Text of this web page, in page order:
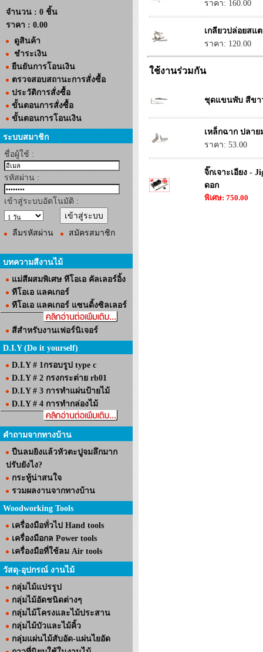
จำนวน : 0 ชิ้น
ราคา : 0.00
ดูสินค้า
ชำระเงิน
ยืนยันการโอนเงิน
ตรวจสอบสถานะการสั่งซื้อ
ประวัติการสั่งซื้อ
ขั้นตอนการสั่งซื้อ
ขั้นตอนการโอนเงิน
ระบบสมาชิก
ชื่อผู้ใช้ :
รหัสผ่าน :
เข้าสู่ระบบอัตโนมัติ :
ลืมรหัสผ่าน สมัครสมาชิก
บทความสีงานไม้
แม่สีผสมพิเศษ ทีโอเอ คัลเลอร์อิ้ง
ทีโอเอ แลคเกอร์
ทีโอเอ แลคเกอร์ แซนดิ้งซิลเลอร์
สีสำหรับงานเฟอร์นิเจอร์
D.I.Y (Do it yourself)
D.I.Y # 1กรอบรูป type c
D.I.Y # 2 กรงกระต่าย rb01
D.I.Y # 3 การทำแผ่นป้ายไม้
D.I.Y # 4 การทำกล่องไม้
คำถามจากทางบ้าน
ปืนลมยิงแล้วหัวตะปูจมลึกมาก
ปรับยังไง?
กระทู้น่าสนใจ
รวมผลงานจากทางบ้าน
Woodworking Tools
เครื่องมือทั่วไป Hand tools
เครื่องมือกล Power tools
เครื่องมือที่ใช้ลม Air tools
วัสดุ-อุปกรณ์ งานไม้
กลุ่มไม้แปรรูป
กลุ่มไม้อัดชนิดต่างๆ
กลุ่มไม้โครงและไม้ประสาน
กลุ่มไม้บัวและไม้คิ้ว
กลุ่มแผ่นไม้สับอัด-แผ่นไยอัด
ราคา: 160.00
เกลียวปล่อยสแ
ราคา: 120.00
ใช้งานร่วมกัน
ชุดแขนพับ สีขา
เหล็กฉาก ปลาย
ราคา: 53.00
จิ๊กเจาะเอียง -
ดอก
พิเศษ: 750.00